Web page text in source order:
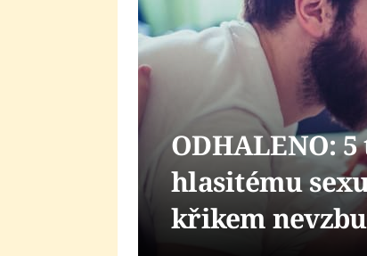
ODHALENO:
hlasitému
křikem